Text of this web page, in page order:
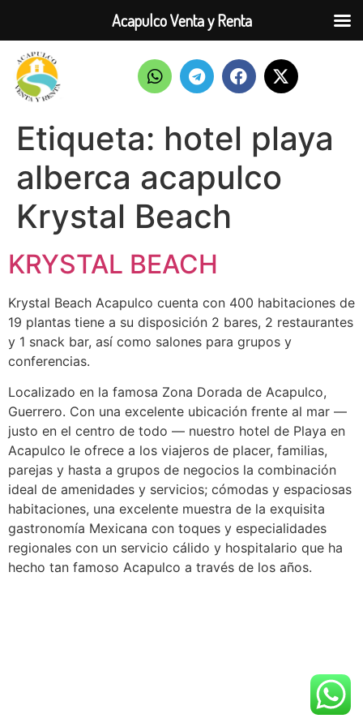
Etiqueta: hotel playa
alberca acapulco
Krystal Beach
KRYSTAL BEACH
Krystal Beach Acapulco cuenta con 400 habitaciones de
19 plantas tiene a su disposición 2 bares, 2 restaurantes
y 1 snack bar, así como salones para grupos y
conferencias.
Localizado en la famosa Zona Dorada de Acapulco,
Guerrero. Con una excelente ubicación frente al mar —
justo en el centro de todo — nuestro hotel de Playa en
Acapulco le ofrece a los viajeros de placer, familias,
parejas y hasta a grupos de negocios la combinación
ideal de amenidades y servicios; cómodas y espaciosas
habitaciones, una excelente muestra de la exquisita
gastronomía Mexicana con toques y especialidades
regionales con un servicio cálido y hospitalario que ha
hecho tan famoso Acapulco a través de los años.
Acapulco Venta y Renta